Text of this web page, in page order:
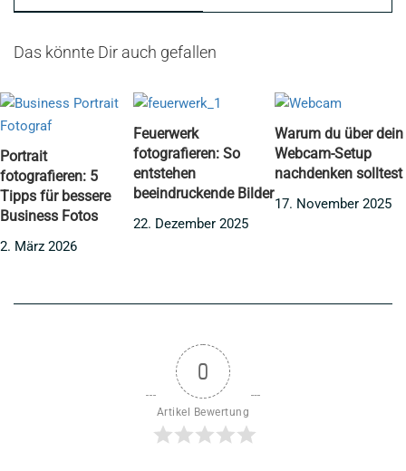
Unternehmen Videos
Das könnte Dir auch gefallen
Portrait
fotografieren: 5
Tipps für bessere
Business Fotos
2. März 2026
Feuerwerk
fotografieren: So
entstehen
beeindruckende Bilder
22. Dezember 2025
Warum du über dein
Webcam-Setup
nachdenken solltest
17. November 2025
0
Artikel Bewertung